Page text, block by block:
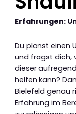
Erfahrungen:
Du planst einen
und fragst dich,
dieser
helfen kann?
Bielefeld genau
Erfahrung im